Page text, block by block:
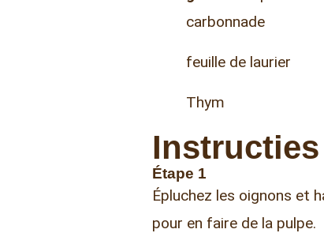
carbonnade
feuille de laurier
Thym
Instructies
Étape 1
Épluchez les oignons et
pour en faire de la pulpe.